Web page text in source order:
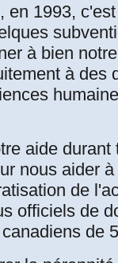
Vichy...
(1940-
rives,
Bergès,
collection “
en 1993,
à bien
à des
aide durant
nous aider
de
officiels de
de